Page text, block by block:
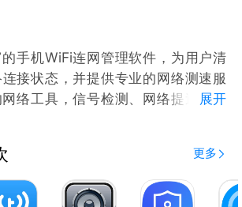
手机WiFi连网管理软件，为用户清
接状态，并提供专业的网络测速服
络工具，信号检测、网络提速等功
展开
更多